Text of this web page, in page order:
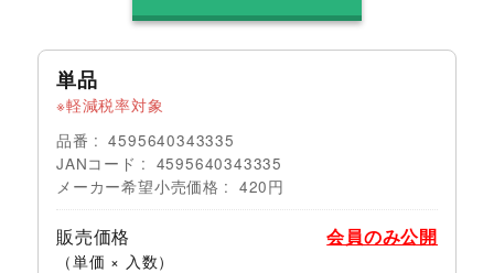
単品
軽減税率対象
品番
4595640343335
JANコード
4595640343335
メーカー希望小売価格
420円
販売価格
（単価 × 入数）
会員のみ公開